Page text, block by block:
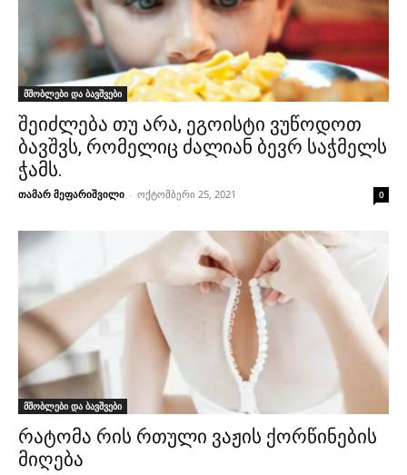
მშობლები და ბავშვები
შეიძლება თუ არა, ეგოისტი ვუწოდოთ
ბავშვს, რომელიც ძალიან ბევრ საჭმელს
ჭამს.
თამარ მეფარიშვილი - ოქტომბერი 25, 2021 0
მშობლები და ბავშვები
რატომა რის რთული ვაჟის ქორწინების
მიღება